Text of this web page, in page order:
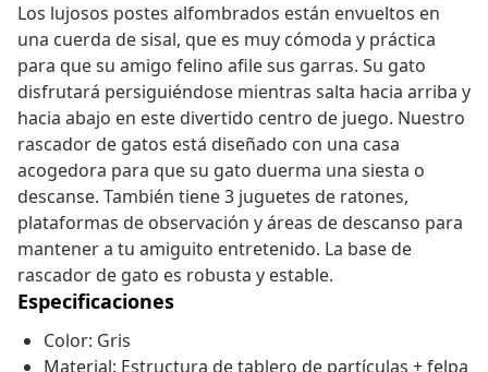
Los lujosos postes alfombrados están envueltos en
una cuerda de sisal, que es muy cómoda y práctica
para que su amigo felino afile sus garras. Su gato
disfrutará persiguiéndose mientras salta hacia arriba y
hacia abajo en este divertido centro de juego. Nuestro
rascador de gatos está diseñado con una casa
acogedora para que su gato duerma una siesta o
descanse. También tiene 3 juguetes de ratones,
plataformas de observación y áreas de descanso para
mantener a tu amiguito entretenido. La base de
rascador de gato es robusta y estable.
Especificaciones
Color: Gris
Material: Estructura de tablero de partículas + felpa